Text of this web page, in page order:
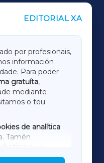
EDITORIAL XA
por profesionais,
información
Para poder
gratuíta,
mediante
o teu
de analítica
Tamén